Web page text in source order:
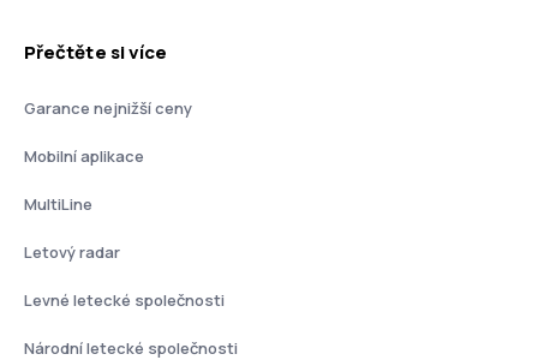
Přečtěte si více
Garance nejnižší ceny
Mobilní aplikace
MultiLine
Letový radar
Levné letecké společnosti
Národní letecké společnosti